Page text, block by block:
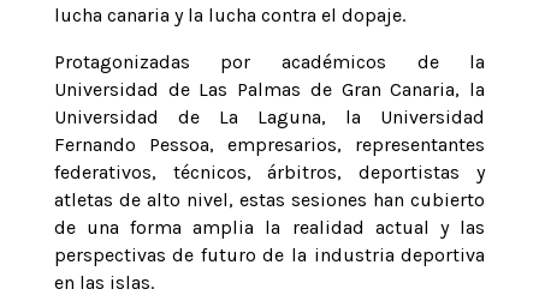
lucha canaria y la lucha contra el dopaje.
Protagonizadas por académicos de la
Universidad de Las Palmas de Gran Canaria, la
Universidad de La Laguna, la Universidad
Fernando Pessoa, empresarios, representantes
federativos, técnicos, árbitros, deportistas y
atletas de alto nivel, estas sesiones han cubierto
de una forma amplia la realidad actual y las
perspectivas de futuro de la industria deportiva
en las islas.